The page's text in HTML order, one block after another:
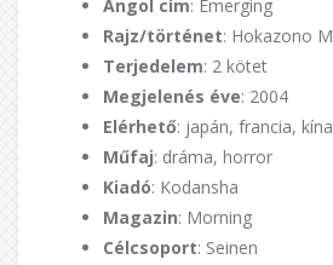
Angol cím: Emerging
Rajz/történet: Hokazono
Terjedelem: 2 kötet
Megjelenés éve: 2004
Elérhető: japán, francia,
Műfaj: dráma, horror
Kiadó: Kodansha
Magazin: Morning
Célcsoport: Seinen